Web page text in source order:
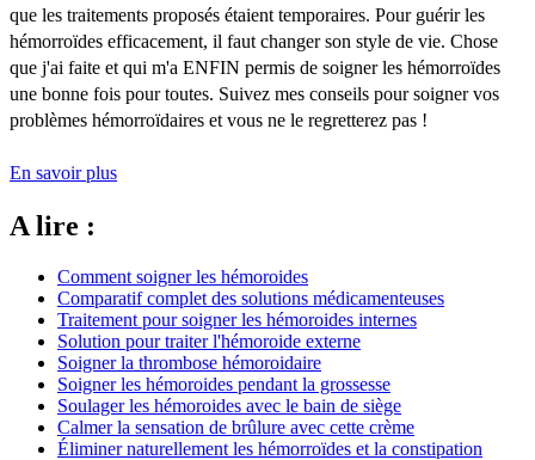
que les traitements proposés étaient temporaires. Pour guérir les
hémorroïdes efficacement, il faut changer son style de vie. Chose
que j'ai faite et qui m'a ENFIN permis de soigner les hémorroïdes
une bonne fois pour toutes. Suivez mes conseils pour soigner vos
problèmes hémorroïdaires et vous ne le regretterez pas !
En savoir plus
A lire :
Comment soigner les hémoroides
Comparatif complet des solutions médicamenteuses
Traitement pour soigner les hémoroides internes
Solution pour traiter l'hémoroide externe
Soigner la thrombose hémoroidaire
Soigner les hémoroides pendant la grossesse
Soulager les hémoroides avec le bain de siège
Calmer la sensation de brûlure avec cette crème
Éliminer naturellement les hémorroïdes et la constipation